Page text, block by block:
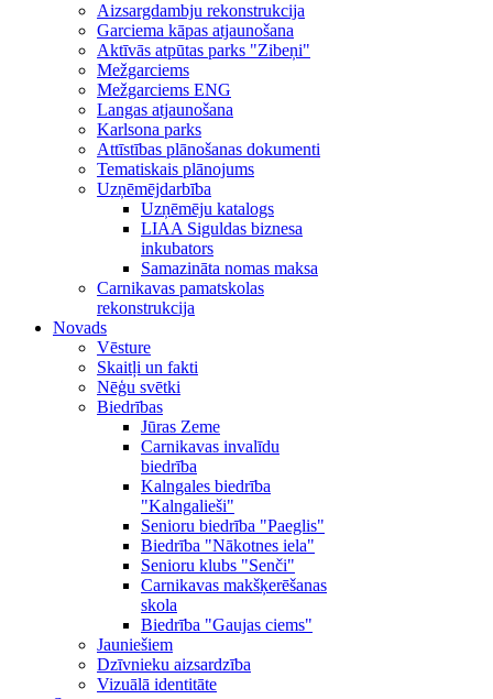
Aizsargdambju rekonstrukcija
Garciema kāpas atjaunošana
Aktīvās atpūtas parks "Zibeņi"
Mežgarciems
Mežgarciems ENG
Langas atjaunošana
Karlsona parks
Attīstības plānošanas dokumenti
Tematiskais plānojums
Uzņēmējdarbība
Uzņēmēju katalogs
LIAA Siguldas biznesa
inkubators
Samazināta nomas maksa
Carnikavas pamatskolas
rekonstrukcija
Novads
Vēsture
Skaitļi un fakti
Nēģu svētki
Biedrības
Jūras Zeme
Carnikavas invalīdu
biedrība
Kalngales biedrība
"Kalngalieši"
Senioru biedrība "Paeglis"
Biedrība "Nākotnes iela"
Senioru klubs "Senči"
Carnikavas makšķerēšanas
skola
Biedrība "Gaujas ciems"
Jauniešiem
Dzīvnieku aizsardzība
Vizuālā identitāte